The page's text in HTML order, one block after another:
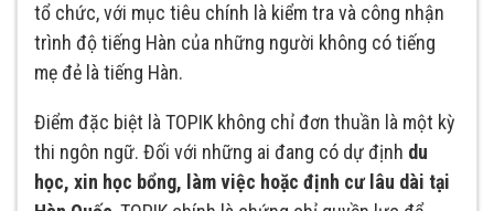
tổ chức, với mục tiêu chính là kiểm tra và công nhận
trình độ tiếng Hàn của những người không có tiếng
mẹ đẻ là tiếng Hàn.
Điểm đặc biệt là TOPIK không chỉ đơn thuần là một kỳ
thi ngôn ngữ. Đối với những ai đang có dự định du
học, xin học bổng, làm việc hoặc định cư lâu dài tại